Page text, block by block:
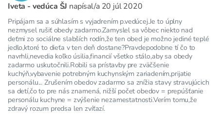
Iveta - vedúca ŠJ napísal/a 20 júl 2020
Pripájam sa a súhlasím s vyjadrením p.vedúcej.Je to úplny
nezmysel rušiť obedy zadarmo.Zamyslel sa vôbec niekto nad
deťmi zo sociálne slabších rodín,že ten obed je možno jediné teplé
jedlo,ktoré to dieťa v ten deň dostane?Pravdepodobne tí čo to
navrhli,nevedia koľko úsilia,financií všetko stálo,aby sa obedy
zadarmo uskutočnili.Robili sa prístavby pre zväčšenie
kuchýň,vybavenie potrebným kuchynským zariadením,prijatie
personálu... Zrušením obedov zadarmo sa znížia stavy stravujúcich
sa detí,čo to pre nás znamená, nižší počet obedov = prepúšťanie
personálu kuchyne = zvýšenie nezamestatnosti.Verím tomu,že
zdravý rozum predsa len zvíťazí.